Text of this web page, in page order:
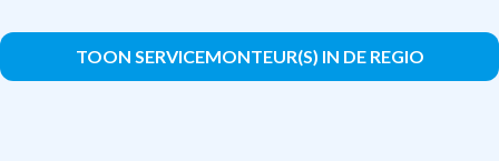
TOON SERVICEMONTEUR(S) IN DE REGIO